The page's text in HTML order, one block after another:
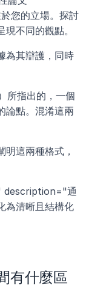
您的立場。探討
不同的觀點。
為其辯護，同時
所指出的，一個
論點。混淆這兩
這兩種格式，
description="通
為清晰且結構化
有什麼區